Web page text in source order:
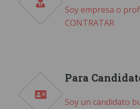
Soy empresa o
CONTRATAR
Para
Soy un candidato